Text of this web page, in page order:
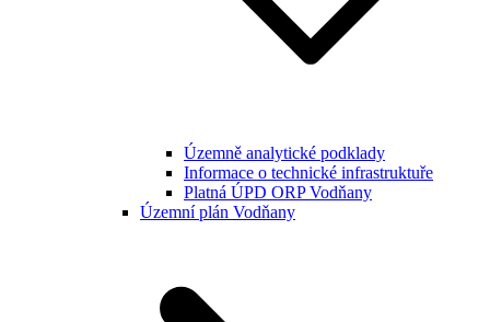
Územně analytické podklady
Informace o technické infrastruktuře
Platná ÚPD ORP Vodňany
Územní plán Vodňany